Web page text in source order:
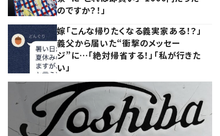
のですか？！」
嫁「こんな帰りたくなる義実家ある！？」
義父から届いた“衝撃のメッセー
ジ”に…「絶対帰省する！」「私が行きた
い」